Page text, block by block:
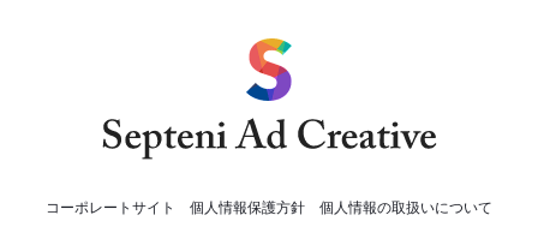
コーポレートサイト 個人情報保護方針 個人情報の取扱いについて